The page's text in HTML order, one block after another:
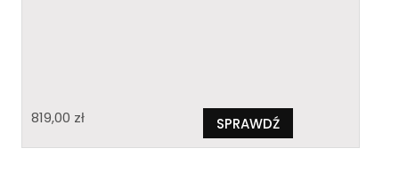
819,00 zł SPRAWDŹ